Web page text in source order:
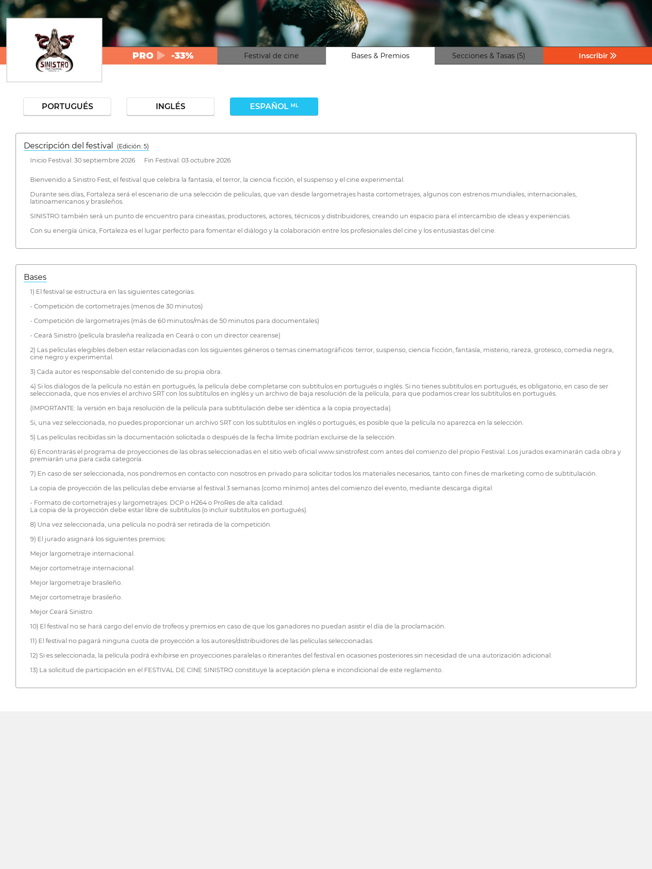
PRO -33% Festival de cine Bases & Premios Secciones & Tasas (5) Inscribir
PORTUGUÉS INGLÉS ESPAÑOL ML
Descripción del festival
( Edición: 5)
Inicio Festival: 30 septiembre 2026 Fin Festival: 03 octubre 2026
Bienvenido a Sinistro Fest, el festival que celebra la fantasía, el terror, la ciencia ficción, el suspenso y el cine experimental.
Durante seis días, Fortaleza será el escenario de una selección de películas, que van desde largometrajes hasta cortometrajes, algunos con estrenos mundiales, internacionales,
latinoamericanos y brasileños.
SINISTRO también será un punto de encuentro para cineastas, productores, actores, técnicos y distribuidores, creando un espacio para el intercambio de ideas y experiencias.
Con su energía única, Fortaleza es el lugar perfecto para fomentar el diálogo y la colaboración entre los profesionales del cine y los entusiastas del cine.
Bases
1) El festival se estructura en las siguientes categorías:
- Competición de cortometrajes (menos de 30 minutos)
- Competición de largometrajes (más de 60 minutos/más de 50 minutos para documentales)
- Ceará Sinistro (película brasileña realizada en Ceará o con un director cearense)
2) Las películas elegibles deben estar relacionadas con los siguientes géneros o temas cinematográficos: terror, suspenso, ciencia ficción, fantasía, misterio, rareza, grotesco, comedia negra,
cine negro y experimental.
3) Cada autor es responsable del contenido de su propia obra.
4) Si los diálogos de la película no están en portugués, la película debe completarse con subtítulos en portugués o inglés. Si no tienes subtítulos en portugués, es obligatorio, en caso de ser
seleccionada, que nos envíes el archivo SRT con los subtítulos en inglés y un archivo de baja resolución de la película, para que podamos crear los subtítulos en portugués.
(IMPORTANTE: la versión en baja resolución de la película para subtitulación debe ser idéntica a la copia proyectada).
Si, una vez seleccionada, no puedes proporcionar un archivo SRT con los subtítulos en inglés o portugués, es posible que la película no aparezca en la selección.
5) Las películas recibidas sin la documentación solicitada o después de la fecha límite podrían excluirse de la selección.
6) Encontrarás el programa de proyecciones de las obras seleccionadas en el sitio web oficial www.sinistrofest.com antes del comienzo del propio Festival. Los jurados examinarán cada obra y
premiarán una para cada categoría.
7) En caso de ser seleccionada, nos pondremos en contacto con nosotros en privado para solicitar todos los materiales necesarios, tanto con fines de marketing como de subtitulación.
La copia de proyección de las películas debe enviarse al festival 3 semanas (como mínimo) antes del comienzo del evento, mediante descarga digital.
- Formato de cortometrajes y largometrajes: DCP o H264 o ProRes de alta calidad.
La copia de la proyección debe estar libre de subtítulos (o incluir subtítulos en portugués).
8) Una vez seleccionada, una película no podrá ser retirada de la competición.
9) El jurado asignará los siguientes premios:
Mejor largometraje internacional.
Mejor cortometraje internacional.
Mejor largometraje brasileño.
Mejor cortometraje brasileño.
Mejor Ceará Sinistro.
10) El festival no se hará cargo del envío de trofeos y premios en caso de que los ganadores no puedan asistir el día de la proclamación.
11) El festival no pagará ninguna cuota de proyección a los autores/distribuidores de las películas seleccionadas.
12) Si es seleccionada, la película podrá exhibirse en proyecciones paralelas o itinerantes del festival en ocasiones posteriores sin necesidad de una autorización adicional.
13) La solicitud de participación en el FESTIVAL DE CINE SINISTRO constituye la aceptación plena e incondicional de este reglamento.